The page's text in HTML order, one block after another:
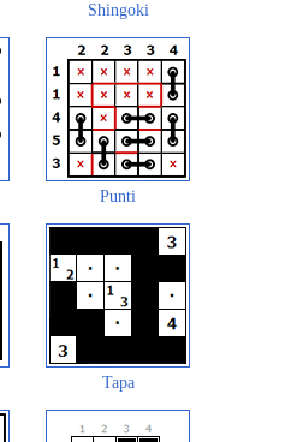
Shingoki
Punti
Tapa